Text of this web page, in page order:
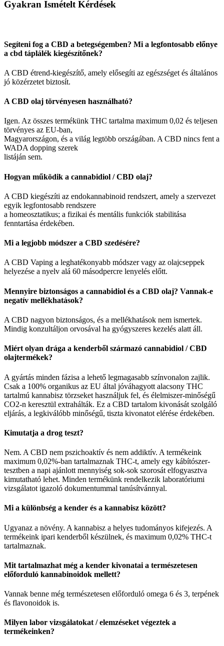
Gyakran Ismételt Kérdések
Segíteni fog a CBD a betegségemben? Mi a legfontosabb előnye
a cbd táplálék kiegészítőnek?
A CBD étrend-kiegészítő, amely elősegíti az egészséget és általános
jó közérzetet biztosít.
A CBD olaj törvényesen használható?
Igen. Az összes termékünk THC tartalma maximum 0,02 és teljesen
törvényes az EU-ban,
Magyarországon, és a világ legtöbb országában. A CBD nincs fent a
WADA dopping szerek
listáján sem.
Hogyan működik a cannabidiol / CBD olaj?
A CBD kiegészíti az endokannabinoid rendszert, amely a szervezet
egyik legfontosabb rendszere
a homeosztatikus; a fizikai és mentális funkciók stabilitása
fenntartása érdekében.
Mi a legjobb módszer a CBD szedésére?
A CBD Vaping a leghatékonyabb módszer vagy az olajcseppek
helyezése a nyelv alá 60 másodpercre lenyelés előtt.
Mennyire biztonságos a cannabidiol és a CBD olaj? Vannak-e
negatív mellékhatások?
A CBD nagyon biztonságos, és a mellékhatások nem ismertek.
Mindig konzultáljon orvosával ha gyógyszeres kezelés alatt áll.
Miért olyan drága a kenderből származó cannabidiol / CBD
olajtermékek?
A gyártás minden fázisa a lehető legmagasabb színvonalon zajlik.
Csak a 100% organikus az EU által jóváhagyott alacsony THC
tartalmú kannabisz törzseket használjuk fel, és élelmiszer-minőségű
CO2-n keresztül extrahálták. Ez a CBD tartalom kivonását szolgáló
eljárás, a legkiválóbb minőségű, tiszta kivonatot elérése érdekében.
Kimutatja a drog teszt?
Nem. A CBD nem pszichoaktív és nem addiktív. A termékeink
maximum 0,02%-ban tartalmaznak THC-t, amely egy kábítószer-
tesztben a napi ajánlott mennyiség sok-sok szorosát elfogyasztva
kimutatható lehet. Minden termékünk rendelkezik laboratóriumi
vizsgálatot igazoló dokumentummal tanúsítvánnyal.
Mi a különbség a kender és a kannabisz között?
Ugyanaz a növény. A kannabisz a helyes tudományos kifejezés. A
termékeink ipari kenderből készülnek, és maximum 0,02% THC-t
tartalmaznak.
Mit tartalmazhat még a kender kivonatai a természetesen
előforduló kannabinoidok mellett?
Vannak benne még természetesen előforduló omega 6 és 3, terpének
és flavonoidok is.
Milyen labor vizsgálatokat / elemzéseket végeztek a
termékeinken?